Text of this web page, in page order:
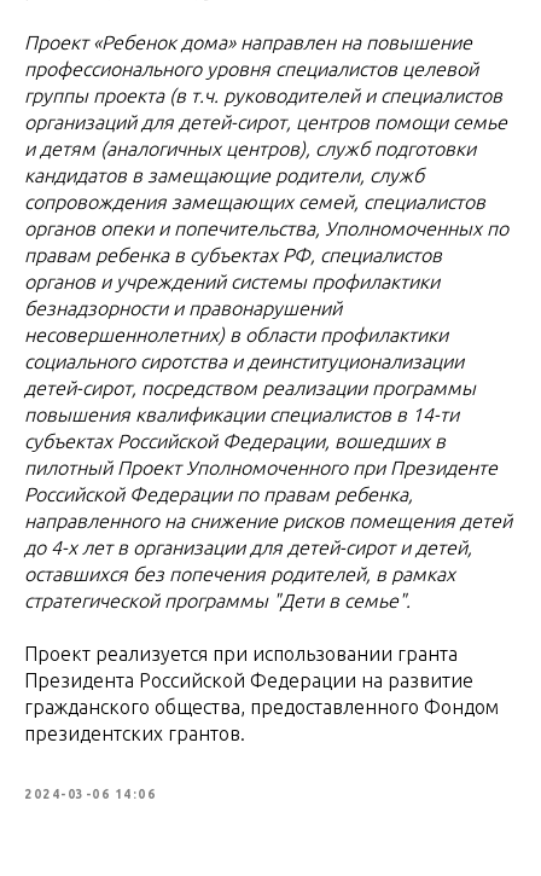
Проект «Ребенок дома» направлен на повышение
профессионального уровня специалистов целевой
группы проекта (в т.ч. руководителей и специалистов
организаций для детей-сирот, центров помощи семье
и детям (аналогичных центров), служб подготовки
кандидатов в замещающие родители, служб
сопровождения замещающих семей, специалистов
органов опеки и попечительства, Уполномоченных по
правам ребенка в субъектах РФ, специалистов
органов и учреждений системы профилактики
безнадзорности и правонарушений
несовершеннолетних) в области профилактики
социального сиротства и деинституционализации
детей-сирот, посредством реализации программы
повышения квалификации специалистов в 14-ти
субъектах Российской Федерации, вошедших в
пилотный Проект Уполномоченного при Президенте
Российской Федерации по правам ребенка,
направленного на снижение рисков помещения детей
до 4-х лет в организации для детей-сирот и детей,
оставшихся без попечения родителей, в рамках
стратегической программы "Дети в семье".
Проект реализуется при использовании гранта
Президента Российской Федерации на развитие
гражданского общества, предоставленного Фондом
президентских грантов.
2024-03-06 14:06